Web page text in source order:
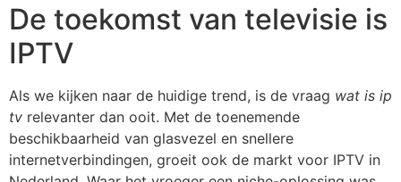
De toekomst van televisie is
IPTV
Als we kijken naar de huidige trend, is de vraag wat is ip
tv relevanter dan ooit. Met de toenemende
beschikbaarheid van glasvezel en snellere
internetverbindingen, groeit ook de markt voor IPTV in